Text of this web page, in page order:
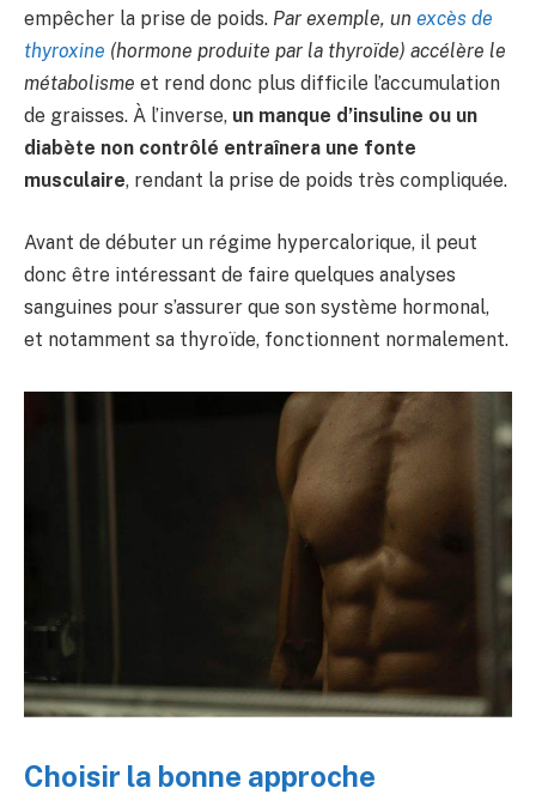
empêcher la prise de poids. Par exemple, un excès de
thyroxine (hormone produite par la thyroïde) accélère le
métabolisme et rend donc plus difficile l’accumulation
de graisses. À l’inverse, un manque d’insuline ou un
diabète non contrôlé entraînera une fonte
musculaire, rendant la prise de poids très compliquée.
Avant de débuter un régime hypercalorique, il peut
donc être intéressant de faire quelques analyses
sanguines pour s’assurer que son système hormonal,
et notamment sa thyroïde, fonctionnent normalement.
Choisir la bonne approche